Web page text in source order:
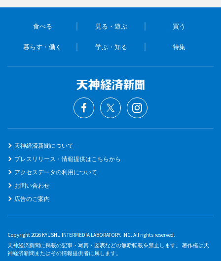
食べる 見る・遊ぶ 買う
暮らす・働く 学ぶ・知る 特集
天神経済新聞について
プレスリリース・情報提供はこちらから
アクセスデータの利用について
お問い合わせ
広告のご案内
Copyright 2026 KYUSHU INTERMEDIA LABORATORY. INC. All rights reserved.
天神経済新聞に掲載の記事・写真・図表などの無断転載を禁止します。 著作権は天
神経済新聞またはその情報提供者に属します。